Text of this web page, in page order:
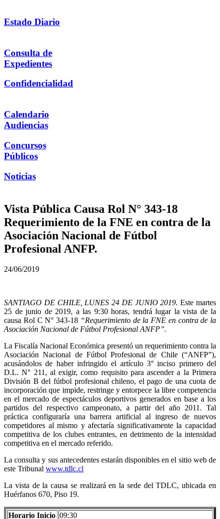
Estado Diario
Consulta de
Expedientes
Confidencialidad
Calendario
Audiencias
Concursos
Públicos
Noticias
Vista Pública Causa Rol N° 343-18
Requerimiento de la FNE en contra de la
Asociación Nacional de Fútbol
Profesional ANFP.
24/06/2019
SANTIAGO DE CHILE, LUNES 24 DE JUNIO 2019.Este martes
25 de junio de 2019, a las 9:30 horas, tendrá lugar la vista de la
causa Rol C N° 343-18 “Requerimiento de la FNE en contra de la
Asociación Nacional de Fútbol Profesional ANFP”.
La Fiscalía Nacional Económica presentó un requerimiento contra la
Asociación Nacional de Fútbol Profesional de Chile (“ANFP”),
acusándolos de haber infringido el artículo 3° inciso primero del
D.L. N° 211, al exigir, como requisito para ascender a la Primera
División B del fútbol profesional chileno, el pago de una cuota de
incorporación que impide, restringe y entorpece la libre competencia
en el mercado de espectáculos deportivos generados en base a los
partidos del respectivo campeonato, a partir del año 2011. Tal
práctica configuraría una barrera artificial al ingreso de nuevos
competidores al mismo y afectaría significativamente la capacidad
competitiva de los clubes entrantes, en detrimento de la intensidad
competitiva en el mercado referido.
La consulta y sus antecedentes estarán disponibles en el sitio web de
este Tribunal www.tdlc.cl
La vista de la causa se realizará en la sede del TDLC, ubicada en
Huérfanos 670, Piso 19.
Horario Inicio 09:30